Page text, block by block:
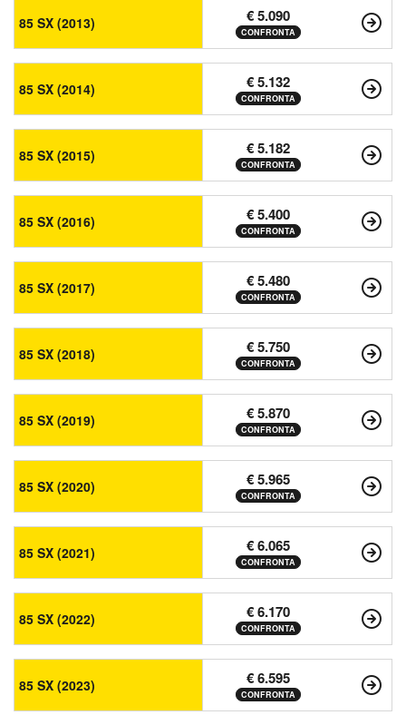
85 SX (2013) € 5.090
CONFRONTA
85 SX (2014) € 5.132
CONFRONTA
85 SX (2015) € 5.182
CONFRONTA
85 SX (2016) € 5.400
CONFRONTA
85 SX (2017) € 5.480
CONFRONTA
85 SX (2018) € 5.750
CONFRONTA
85 SX (2019) € 5.870
CONFRONTA
85 SX (2020) € 5.965
CONFRONTA
85 SX (2021) € 6.065
CONFRONTA
85 SX (2022) € 6.170
CONFRONTA
85 SX (2023) € 6.595
CONFRONTA